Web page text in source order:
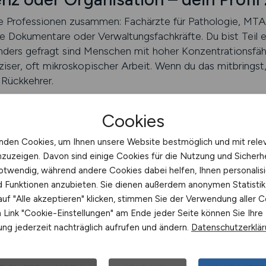
zusammen: Fachärzte für Pathologie,
Dokumentare oder Verwaltungsfachkräfte. Du bist Teil
gefragt sind Menschen mit hoher
oft mikroskopischer Arbeit. Wenn du das
und modernste Technik
– mit automatisierten
Analytik. Viele Einrichtungen bieten geregelte
und langfristige Arbeitsplatzsicherheit. Wer einen
Pathologie ein strukturiertes Berufsfeld mit Zukunft.
Cookies
Cookies, um Ihnen unsere Website bestmöglich und mit
Davon sind einige Cookies für die Nutzung und
während andere Cookies dabei helfen, Ihnen
Funktionen anzubieten. Sie dienen außerdem anonymen
"Alle akzeptieren" klicken, stimmen Sie der Verwendung aller
"Cookie-Einstellungen" am Ende jeder Seite können Sie Ihre
jederzeit nachträglich aufrufen und ändern.